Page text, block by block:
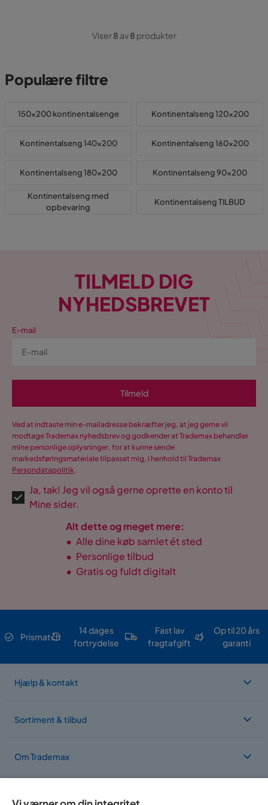
Viser8 av8 produkter
Populære filtre
150x200 kontinentalsenge Kontinentalseng 120x200
Kontinentalseng 140x200 Kontinentalseng 160x200
Kontinentalseng 180x200 Kontinentalseng 90x200
Kontinentalseng med
opbevaring
Kontinentalseng TILBUD
TILMELD DIG
NYHEDSBREVET
E-mail
Tilmeld
Ved at indtaste min e-mailadresse bekræfter jeg, at jeg gerne vil
modtage Trademax nyhedsbrev og godkender at Trademax behandler
mine personlige oplysninger, for at kunne sende
markedsføringsmateriale tilpasset mig, i henhold til Trademax
Persondatapolitik.
Ja, tak! Jeg vil også gerne oprette en konto til
Mine sider.
Alt dette og meget mere:
• Alle dine køb samlet ét sted
• Personlige tilbud
• Gratis og fuldt digitalt
Prismatch
14 dages
fortrydelse
Fast lav
fragtafgift
Op til 20 års
garanti
Hjælp & kontakt
Sortiment & tilbud
Om Trademax
Vi findes i flere forskellige lande